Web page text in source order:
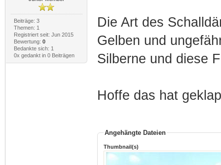
Beiträge: 3
Themen: 1
Registriert seit: Jun 2015
Bewertung: 0
Bedankte sich: 1
0x gedankt in 0 Beiträgen
Die Art des
Gelben und
Silberne und diese
Hoffe das hat
Angehängte Dateien
Thumbnail(s)